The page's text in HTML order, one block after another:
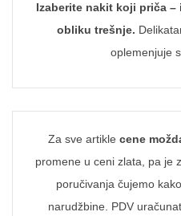
Izaberite nakit koji priča –
obliku trešnje.
oplemenjuje
Za sve artikle cene
promene u ceni zlata, pa je
poručivanja čujemo
narudžbine. PDV